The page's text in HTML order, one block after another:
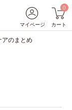
マイページ
0
カート
のまとめ